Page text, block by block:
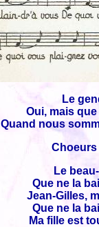
Le
Oui, mais
Quand nous
Choeurs
Le
Que ne la
Jean-Gilles,
Que ne la
Ma fille est